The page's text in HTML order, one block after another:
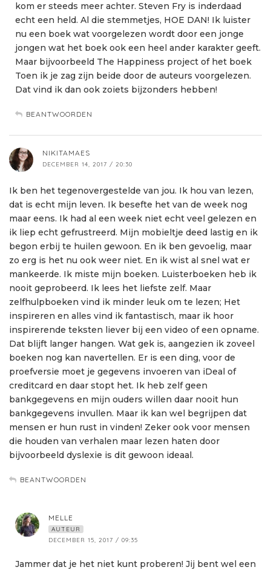
kom er steeds meer achter. Steven Fry is inderdaad
echt een held. Al die stemmetjes, HOE DAN! Ik luister
nu een boek wat voorgelezen wordt door een jonge
jongen wat het boek ook een heel ander karakter geeft.
Maar bijvoorbeeld The Happiness project of het boek
Toen ik je zag zijn beide door de auteurs voorgelezen.
Dat vind ik dan ook zoiets bijzonders hebben!
BEANTWOORDEN
NIKITAMAES
DECEMBER 14, 2017 / 20:30
Ik ben het tegenovergestelde van jou. Ik hou van lezen,
dat is echt mijn leven. Ik besefte het van de week nog
maar eens. Ik had al een week niet echt veel gelezen en
ik liep echt gefrustreerd. Mijn mobieltje deed lastig en ik
begon erbij te huilen gewoon. En ik ben gevoelig, maar
zo erg is het nu ook weer niet. En ik wist al snel wat er
mankeerde. Ik miste mijn boeken. Luisterboeken heb ik
nooit geprobeerd. Ik lees het liefste zelf. Maar
zelfhulpboeken vind ik minder leuk om te lezen; Het
inspireren en alles vind ik fantastisch, maar ik hoor
inspirerende teksten liever bij een video of een opname.
Dat blijft langer hangen. Wat gek is, aangezien ik zoveel
boeken nog kan navertellen. Er is een ding, voor de
proefversie moet je gegevens invoeren van iDeal of
creditcard en daar stopt het. Ik heb zelf geen
bankgegevens en mijn ouders willen daar nooit hun
bankgegevens invullen. Maar ik kan wel begrijpen dat
mensen er hun rust in vinden! Zeker ook voor mensen
die houden van verhalen maar lezen haten door
bijvoorbeeld dyslexie is dit gewoon ideaal.
BEANTWOORDEN
MELLE
AUTEUR
DECEMBER 15, 2017 / 09:35
Jammer dat je het niet kunt proberen! Jij bent wel een